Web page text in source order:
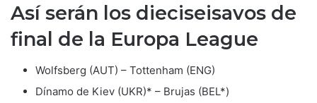
Así serán los dieciseisavos de
final de la Europa League
Wolfsberg (AUT) – Tottenham (ENG)
Dínamo de Kiev (UKR)* – Brujas (BEL*)